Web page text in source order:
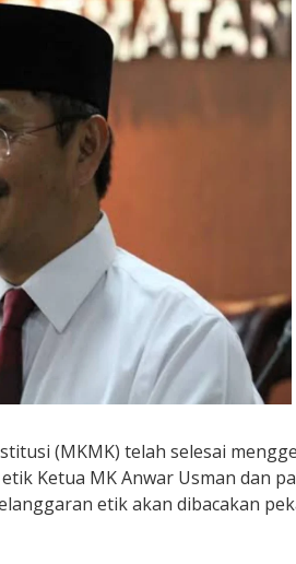
(MKMK) telah selesai
Ketua MK Anwar Usman dan
etik akan dibacakan